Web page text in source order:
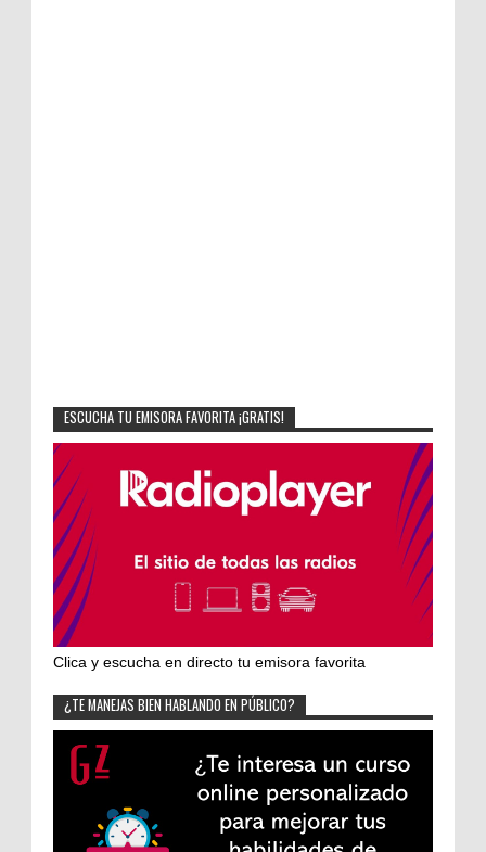
ESCUCHA TU EMISORA FAVORITA ¡GRATIS!
Clica y escucha en directo tu emisora favorita
¿TE MANEJAS BIEN HABLANDO EN PÚBLICO?